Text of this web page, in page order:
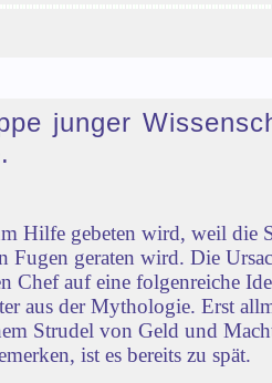
junger
Hilfe gebeten wird, weil die
Fugen geraten wird. Die
auf eine folgenreiche
aus der Mythologie. Erst
Strudel von Geld und
ist es bereits zu spät.